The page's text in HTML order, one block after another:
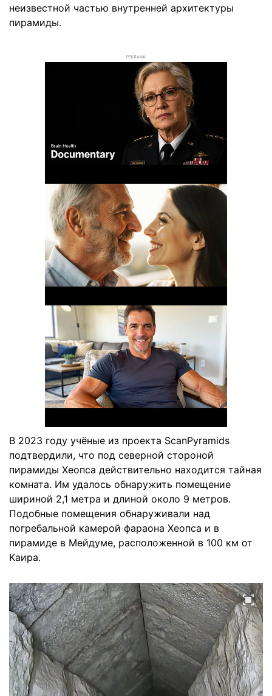
неизвестной частью внутренней архитектуры
пирамиды.
РЕКЛАМА
В 2023 году учёные из проекта ScanPyramids
подтвердили, что под северной стороной
пирамиды Хеопса действительно находится тайная
комната. Им удалось обнаружить помещение
шириной 2,1 метра и длиной около 9 метров.
Подобные помещения обнаруживали над
погребальной камерой фараона Хеопса и в
пирамиде в Мейдуме, расположенной в 100 км от
Каира.